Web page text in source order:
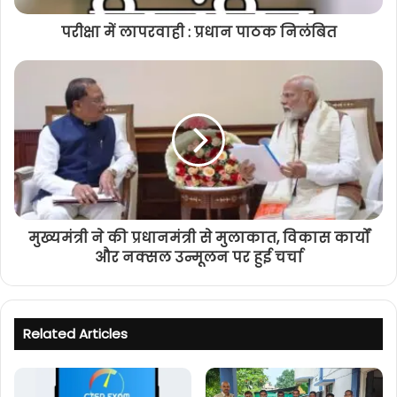
परीक्षा में लापरवाही : प्रधान पाठक निलंबित
मुख्यमंत्री ने की प्रधानमंत्री से मुलाकात, विकास कार्यों
और नक्सल उन्मूलन पर हुई चर्चा
Related Articles